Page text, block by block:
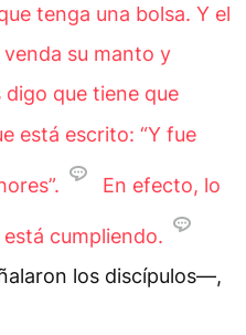
tenga una bolsa. Y el
su manto y
digo que tiene que
está escrito: “Y fue
En efecto, lo
cumpliendo.
los discípulos—,